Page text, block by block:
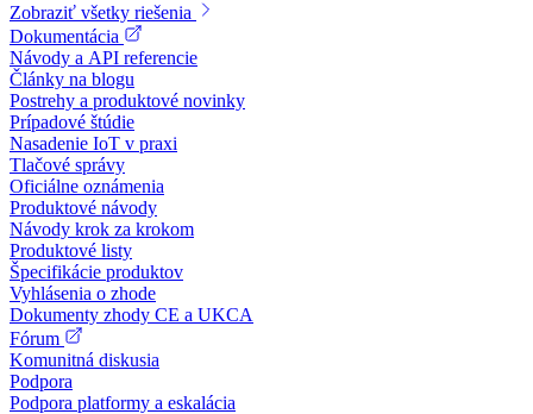
Zobraziť všetky riešenia
Dokumentácia
Návody a API referencie
Články na blogu
Postrehy a produktové novinky
Prípadové štúdie
Nasadenie IoT v praxi
Tlačové správy
Oficiálne oznámenia
Produktové návody
Návody krok za krokom
Produktové listy
Špecifikácie produktov
Vyhlásenia o zhode
Dokumenty zhody CE a UKCA
Fórum
Komunitná diskusia
Podpora
Podpora platformy a eskalácia